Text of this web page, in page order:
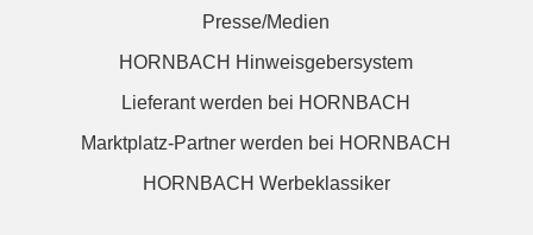
Presse/Medien
HORNBACH Hinweisgebersystem
Lieferant werden bei HORNBACH
Marktplatz-Partner werden bei HORNBACH
HORNBACH Werbeklassiker